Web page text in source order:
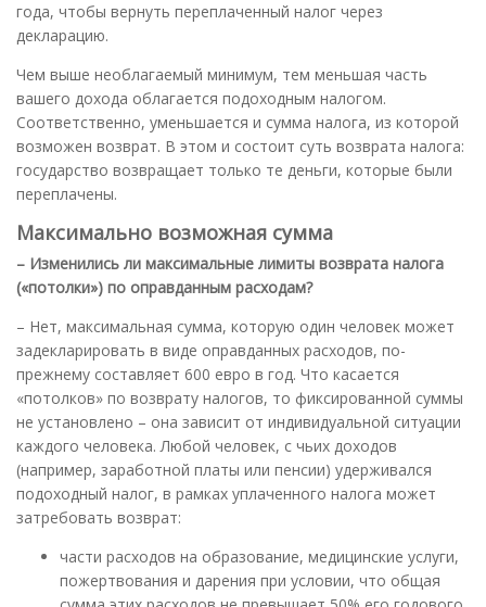
года, чтобы вернуть переплаченный налог через
декларацию.
Чем выше необлагаемый минимум, тем меньшая часть
вашего дохода облагается подоходным налогом.
Соответственно, уменьшается и сумма налога, из которой
возможен возврат. В этом и состоит суть возврата налога:
государство возвращает только те деньги, которые были
переплачены.
Максимально возможная сумма
– Изменились ли максимальные лимиты возврата налога
(«потолки») по оправданным расходам?
– Нет, максимальная сумма, которую один человек может
задекларировать в виде оправданных расходов, по-
прежнему составляет 600 евро в год. Что касается
«потолков» по возврату налогов, то фиксированной суммы
не установлено – она зависит от индивидуальной ситуации
каждого человека. Любой человек, с чьих доходов
(например, заработной платы или пенсии) удерживался
подоходный налог, в рамках уплаченного налога может
затребовать возврат:
части расходов на образование, медицинские услуги,
пожертвования и дарения при условии, что общая